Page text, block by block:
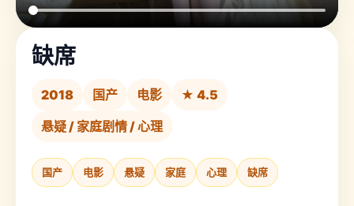
缺席
2018 国产 电影
★ 4.5
悬疑 / 家庭剧情 / 心理
国产 电影 悬疑 家庭 心理 缺席